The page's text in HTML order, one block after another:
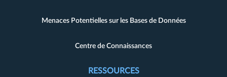
Menaces Potentielles sur les Bases de Données
Centre de Connaissances
RESSOURCES